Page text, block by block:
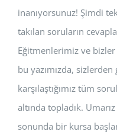
inanıyorsunuz! Şimdi
takılan soruların
Eğitmenlerimiz ve
bu yazımızda,
karşılaştığımız tüm
altında topladık.
sonunda bir kursa